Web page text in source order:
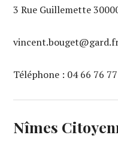
3 Rue Guillemette
Téléphone : 04 66 76
Nîmes